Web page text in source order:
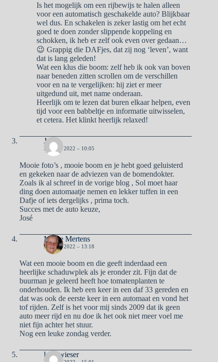
Is het mogelijk om een rijbewijs te halen alleen
voor een automatisch geschakelde auto? Blijkbaar
wel dus. En schakelen is zeker lastig om het echt
goed te doen zonder slippende koppeling en
schokken, ik heb er zelf ook even over gedaan…
😉 Grappig die DAFjes, dat zij nog ‘leven’, want
dat is lang geleden!
Wat een klus die boom: zelf heb ik ook van boven
naar beneden zitten scrollen om de verschillen
voor en na te vergelijken: hij ziet er meer
uitgedund uit, met name onderaan.
Heerlijk om te lezen dat buren elkaar helpen, even
tijd voor een babbeltje en informatie uitwisselen,
et cetera. Het klinkt heerlijk relaxed!
Jose
24 JULI 2022 – 10:05
Mooie foto’s , mooie boom en je hebt goed geluisterd
en gekeken naar de adviezen van de bomendokter.
Zoals ik al schreef in de vorige blog , Sol moet haar
ding doen automaatje nemen en lekker tuffen in een
Dafje of iets dergelijks , prima toch.
Succes met de auto keuze,
José
Mieke Mertens
24 JULI 2022 – 13:18
Wat een mooie boom en die geeft inderdaad een
heerlijke schaduwplek als je eronder zit. Fijn dat de
buurman je geleerd heeft hoe tomatenplanten te
onderhouden. Ik heb een keer in een daf 33 gereden en
dat was ook de eerste keer in een automaat en vond het
tof rijden. Zelf is het voor mij sinds 2009 dat ik geen
auto meer rijd en nu doe ik het ook niet meer voel me
niet fijn achter het stuur.
Nog een leuke zondag verder.
lady wieser